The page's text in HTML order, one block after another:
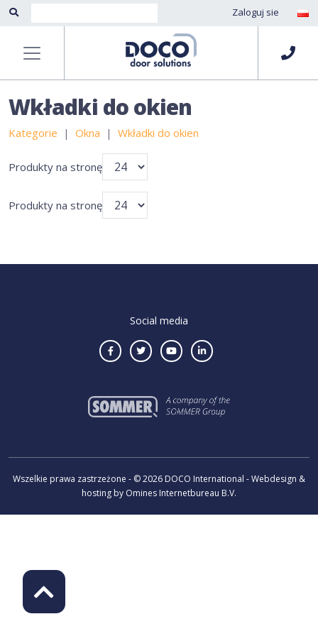
Zaloguj sie
Wkładki do okien
Kategorie Okna Wkładki do okien
Produkty na stronę
Produkty na stronę
Social media
Wszelkie prawa zastrzeżone - © 2026 DOCO International - Webdesign &
hosting by Omines Internetbureau B.V.